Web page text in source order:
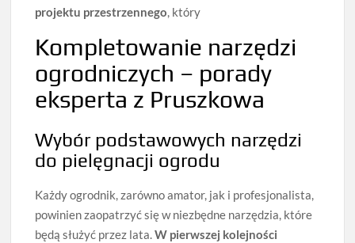
projektu przestrzennego, który
Kompletowanie narzędzi
ogrodniczych – porady
eksperta z Pruszkowa
Wybór podstawowych narzędzi
do pielęgnacji ogrodu
Każdy ogrodnik, zarówno amator, jak i profesjonalista,
powinien zaopatrzyć się w niezbędne narzędzia, które
będą służyć przez lata.W pierwszej kolejności